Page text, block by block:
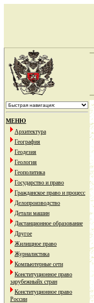
МЕНЮ
Архитектура
География
Геодезия
Геология
Геополитика
Государство и право
Гражданское право и процесс
Делопроизводство
Детали машин
Дистанционное образование
Другое
Жилищное право
Журналистика
Компьютерные сети
Конституционное право
зарубежныйх стран
Конституционное право
России